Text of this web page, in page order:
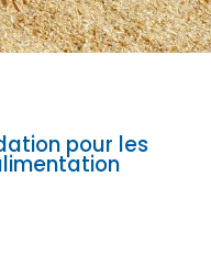
pour les